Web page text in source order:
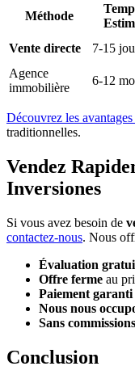
Méthode
Vente directe 7-15
Agence
immobilière
6-12
Découvrez les
traditionnelles.
Vendez
Inversiones
Si vous avez besoin de
contactez-nous. Nous
Évaluation
Offre ferme au
Paiement garanti
Nous nous
Sans commissions
Conclusion